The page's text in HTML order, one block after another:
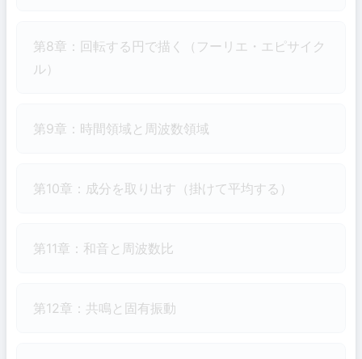
第8章：回転する円で描く（フーリエ・エピサイク
ル）
第9章：時間領域と周波数領域
第10章：成分を取り出す（掛けて平均する）
第11章：和音と周波数比
第12章：共鳴と固有振動